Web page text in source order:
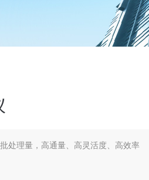
处理量，高通量、高灵活度、高效率